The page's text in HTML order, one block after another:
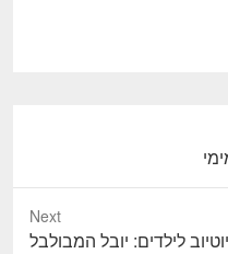
Next
יוטיוב לילדים: יובל המבולבל